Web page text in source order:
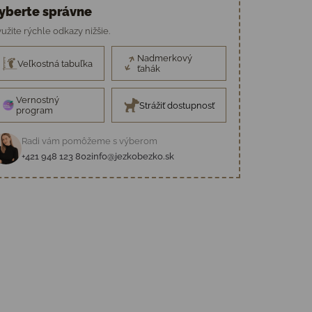
správne
rýchle odkazy nižšie.
Veľkostná tabuľka
Nadmerkový
ťahák
Vernostný
program
Strážiť dostupnosť
Radi vám pomôžeme s výberom
+421 948 123 802info@jezkobezko.sk